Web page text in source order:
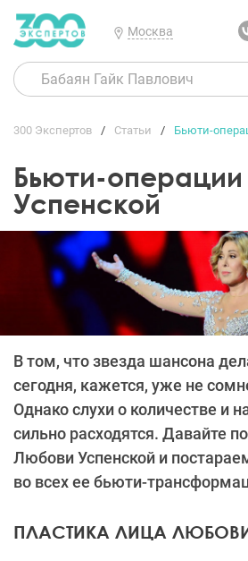
Москва
300 Экспертов Статьи Бьюти-
Бьюти-
Успенской
В том, что звезда шансона
сегодня, кажется, уже не
Однако слухи о количестве и
сильно расходятся. Давайте
Любови Успенской и
во всех ее бьюти-
ПЛАСТИКА ЛИЦА